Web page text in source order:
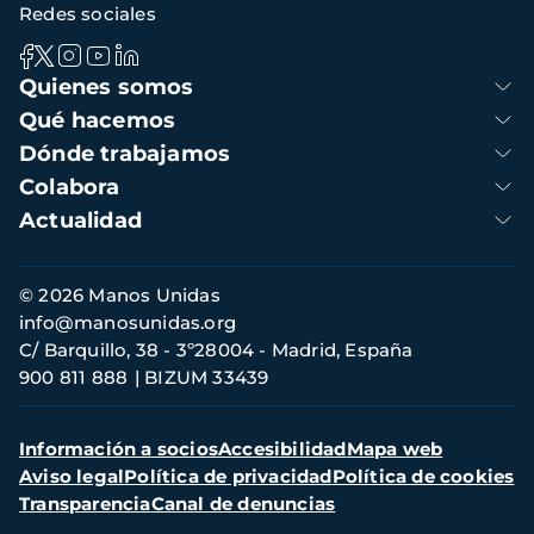
Navegación
principal
Quienes somos
Qué hacemos
Dónde trabajamos
Colabora
Actualidad
Redes sociales
Información
de
contacto
© 2026 Manos Unidas
C/ Barquillo, 38 - 3º28004 - Madrid, España
900 811 888
BIZUM 33439
info@manosunidas.org
Menú
secundario
Información a sociosAccesibilidadMapa web
Aviso legalPolítica de privacidadPolítica de cookies
TransparenciaCanal de denuncias